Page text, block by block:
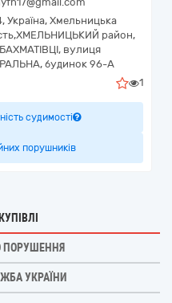
Україна, Хмельницька
ХМЕЛЬНИЦЬКИЙ район,
вулиця
будинок 96-А
1
судимості
порушників
ПОРУШЕННЯ
УКРАЇНИ